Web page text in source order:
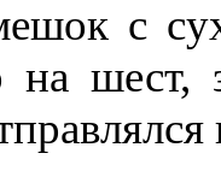
с
на шест,